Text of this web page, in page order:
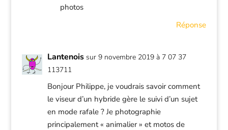
photos
Réponse
Lantenois sur 9 novembre 2019 à 7 07 37
113711
Bonjour Philippe, je voudrais savoir comment
le viseur d’un hybride gère le suivi d’un sujet
en mode rafale ? Je photographie
principalement « animalier » et motos de